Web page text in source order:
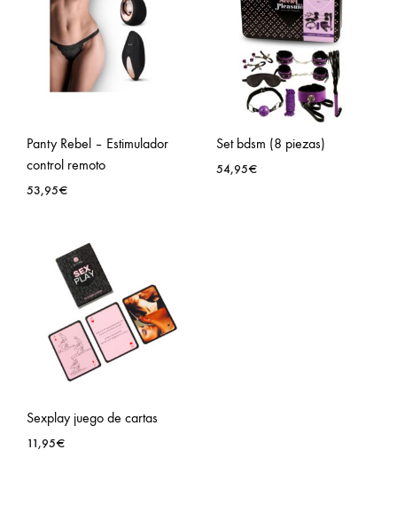
Panty Rebel – Estimulador
control remoto
53,95€
Set bdsm (8 piezas)
54,95€
Sexplay juego de cartas
11,95€